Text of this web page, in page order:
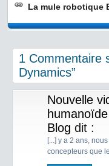
La mule robotique
1 Commentaire
Dynamics”
Nouvelle
Blog dit :
[...] y a 2 ans,
concepteurs que